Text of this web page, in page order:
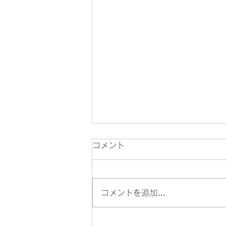
閖上だより１６号
コメント
コメントを追加…